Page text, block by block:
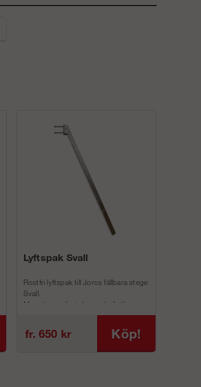
Lyftspak Svall
Rostfri lyftspak till Joros fällbara stege
Svall.
Man skruvar fast denna i befintliga
fr. 650 kr Köp!